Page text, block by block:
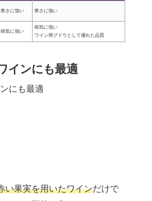
寒さに強い 寒さに強い
病気に強い
病気に強い
ワイン用ブドウとして優れた品質
インにも最適
い果実を用いたワインだけで